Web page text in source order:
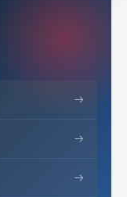
→
→
→